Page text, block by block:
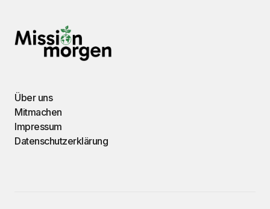
Über uns
Mitmachen
Impressum
Datenschutzerklärung